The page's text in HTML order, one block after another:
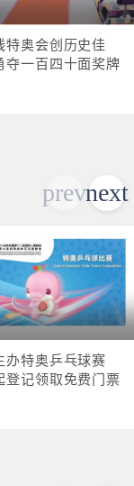
特奥会创历史佳
一百四十面奖牌
办特奥乒乓球赛
登记领取免费门票